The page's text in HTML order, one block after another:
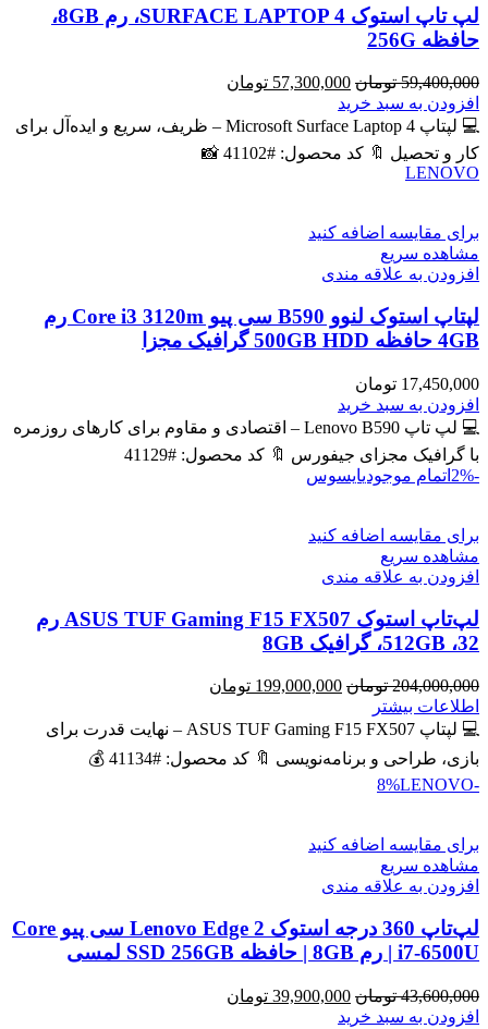
لپ تاپ استوک SURFACE LAPTOP 4، رم 8GB،
حافظه 256G
59,400,000 تومان قیمت
اصلی
59,400,000 تومان
57,300,000 تومان
57,300,000 تومان
است.
افزودن به سبد خرید
💻 لپتاپ Microsoft Surface Laptop 4 – ظریف، سریع و ایده‌آل برای
کار و تحصیل 🔖 کد محصول: #41102 📸
LENOVO
برای مقایسه اضافه کنید
مشاهده سریع
افزودن به علاقه مندی
لپتاپ استوک لنوو B590 سی پیو Core i3 3120m رم
4GB حافظه 500GB HDD گرافیک مجزا
17,450,000 تومان
افزودن به سبد خرید
💻 لپ تاپ Lenovo B590 – اقتصادی و مقاوم برای کارهای روزمره
با گرافیک مجزای جیفورس 🔖 کد محصول: #41129
-2%
اتمام موجودیایسوس
برای مقایسه اضافه کنید
مشاهده سریع
افزودن به علاقه مندی
لپ‌تاپ استوک ASUS TUF Gaming F15 FX507 رم
32، 512GB، گرافیک 8GB
204,000,000 تومان قیمت
204,000,000 تومان
199,000,000 تومان
199,000,000 تومان
است.
اطلاعات بیشتر
💻 لپتاپ ASUS TUF Gaming F15 FX507 – نهایت قدرت برای
بازی، طراحی و برنامه‌نویسی 🔖 کد محصول: #41134 💰
-8%
LENOVO
برای مقایسه اضافه کنید
مشاهده سریع
افزودن به علاقه مندی
لپ‌تاپ 360 درجه استوک Lenovo Edge 2 سی پیو Core
i7-6500U | رم 8GB | حافظه SSD 256GB لمسی
43,600,000 تومان قیمت
اصلی
39,900,000 تومان
افزودن به سبد خرید